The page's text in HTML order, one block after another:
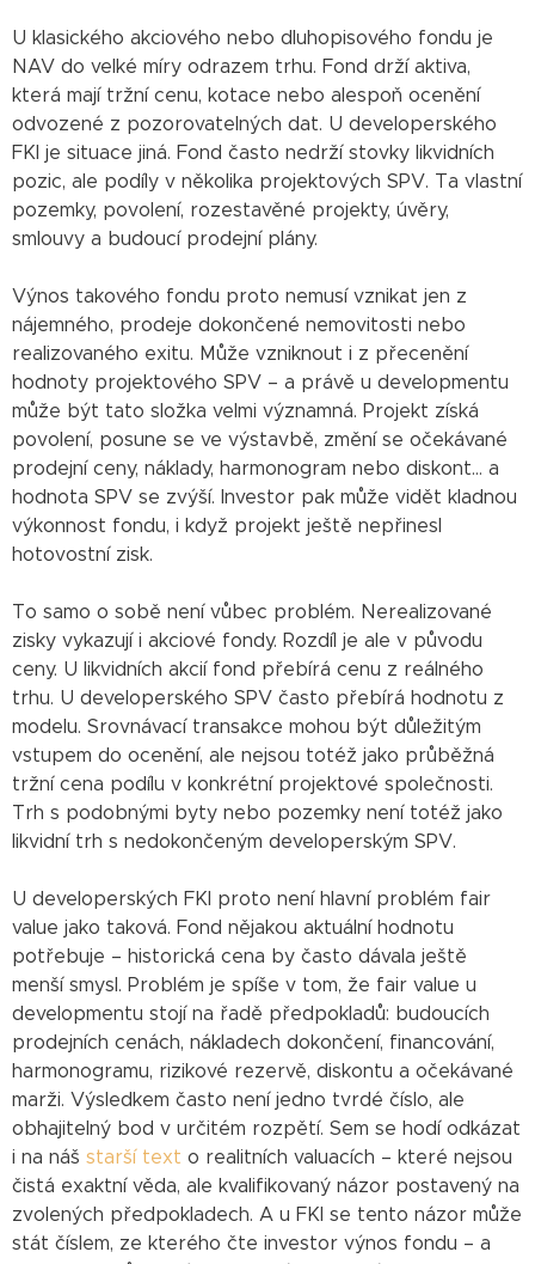
U klasického akciového nebo dluhopisového fondu je
NAV do velké míry odrazem trhu. Fond drží aktiva,
která mají tržní cenu, kotace nebo alespoň ocenění
odvozené z pozorovatelných dat. U developerského
FKI je situace jiná. Fond často nedrží stovky likvidních
pozic, ale podíly v několika projektových SPV. Ta vlastní
pozemky, povolení, rozestavěné projekty, úvěry,
smlouvy a budoucí prodejní plány.
Výnos takového fondu proto nemusí vznikat jen z
nájemného, prodeje dokončené nemovitosti nebo
realizovaného exitu. Může vzniknout i z přecenění
hodnoty projektového SPV – a právě u developmentu
může být tato složka velmi významná. Projekt získá
povolení, posune se ve výstavbě, změní se očekávané
prodejní ceny, náklady, harmonogram nebo diskont… a
hodnota SPV se zvýší. Investor pak může vidět kladnou
výkonnost fondu, i když projekt ještě nepřinesl
hotovostní zisk.
To samo o sobě není vůbec problém. Nerealizované
zisky vykazují i akciové fondy. Rozdíl je ale v původu
ceny. U likvidních akcií fond přebírá cenu z reálného
trhu. U developerského SPV často přebírá hodnotu z
modelu. Srovnávací transakce mohou být důležitým
vstupem do ocenění, ale nejsou totéž jako průběžná
tržní cena podílu v konkrétní projektové společnosti.
Trh s podobnými byty nebo pozemky není totéž jako
likvidní trh s nedokončeným developerským SPV.
U developerských FKI proto není hlavní problém fair
value jako taková. Fond nějakou aktuální hodnotu
potřebuje – historická cena by často dávala ještě
menší smysl. Problém je spíše v tom, že fair value u
developmentu stojí na řadě předpokladů: budoucích
prodejních cenách, nákladech dokončení, financování,
harmonogramu, rizikové rezervě, diskontu a očekávané
marži. Výsledkem často není jedno tvrdé číslo, ale
obhajitelný bod v určitém rozpětí. Sem se hodí odkázat
i na náš starší text o realitních valuacích – které nejsou
čistá exaktní věda, ale kvalifikovaný názor postavený na
zvolených předpokladech. A u FKI se tento názor může
stát číslem, ze kterého čte investor výnos fondu – a